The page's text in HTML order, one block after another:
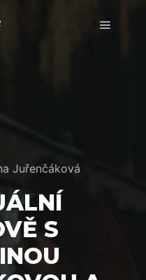
Juřenčáková
S